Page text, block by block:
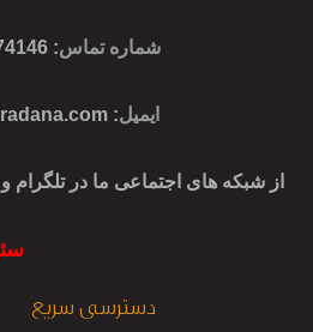
شماره تماس: 02144274146
ایمیل:
از شبکه های اجتماعی ما در تلگرام و
سئو:
دسترسی سریع